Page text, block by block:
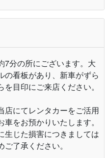
分の所にございます。大
の看板があり、新車がずら
目印にご来店ください。
にてレンタカーをご活用
をお預かりいたします。
生じた損害につきましては
了承ください。